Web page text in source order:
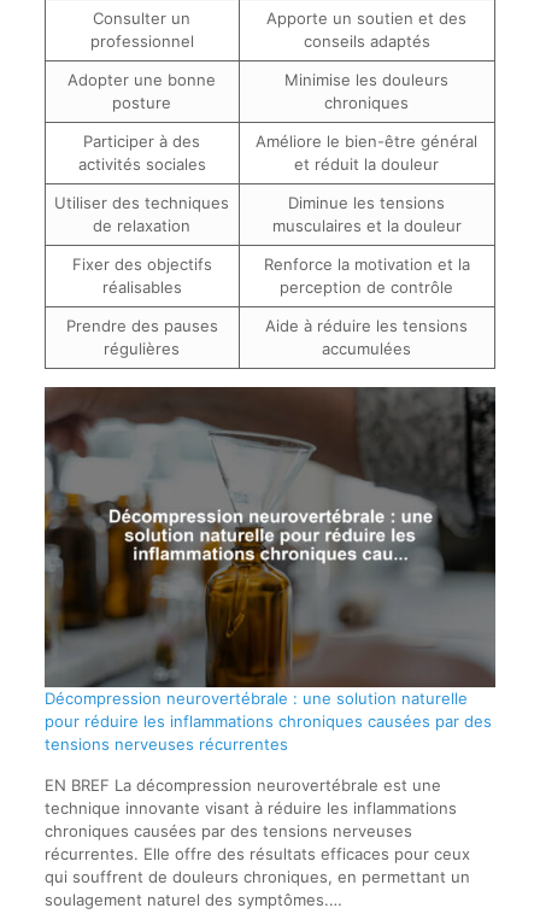
Consulter un
professionnel
Apporte un soutien et des
conseils adaptés
Adopter une bonne
posture
Minimise les douleurs
chroniques
Participer à des
activités sociales
Améliore le bien-être général
et réduit la douleur
Utiliser des techniques
de relaxation
Diminue les tensions
musculaires et la douleur
Fixer des objectifs
réalisables
Renforce la motivation et la
perception de contrôle
Prendre des pauses
régulières
Aide à réduire les tensions
accumulées
Décompression neurovertébrale : une solution naturelle
pour réduire les inflammations chroniques causées par des
tensions nerveuses récurrentes
EN BREF La décompression neurovertébrale est une
technique innovante visant à réduire les inflammations
chroniques causées par des tensions nerveuses
récurrentes. Elle offre des résultats efficaces pour ceux
qui souffrent de douleurs chroniques, en permettant un
soulagement naturel des symptômes.…